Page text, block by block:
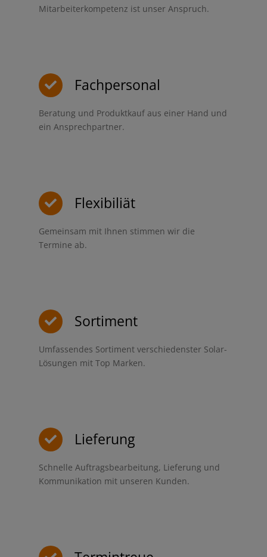
Mitarbeiterkompetenz ist unser Anspruch.
Fachpersonal
Beratung und Produktkauf aus einer Hand und
ein Ansprechpartner.
Flexibiliät
Gemeinsam mit Ihnen stimmen wir die
Termine ab.
Sortiment
Umfassendes Sortiment verschiedenster Solar-
Lösungen mit Top Marken.
Lieferung
Schnelle Auftragsbearbeitung, Lieferung und
Kommunikation mit unseren Kunden.